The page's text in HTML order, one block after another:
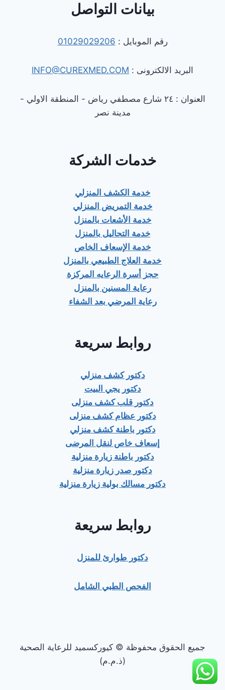
بيانات التواصل
رقم الموبايل : 01029029206
البريد الالكترونى : INFO@CUREXMED.COM
العنوان : ٢٤ شارع مصطفي رياض - المنطقة الاولي -
مدينة نصر
خدمات الشركة
خدمة الكشف المنزلي
خدمة التمريض المنزلي
خدمة الأشعات بالمنزل
خدمة التحاليل بالمنزل
خدمة الإسعاف الخاص
خدمة العلاج الطبيعي بالمنزل
حجز أسرة الرعايه المركزة
رعاية المسنين بالمنزل
رعاية المرضي بعد الشفاء
روابط سريعة
دكتور كشف منزلي
دكتور يجي البيت
دكتور قلب كشف منزلى
دكتور عظام كشف منزلى
دكتور باطنة كشف منزلي
إسعاف خاص لنقل المرضى
دكتور باطنة زيارة منزلية
دكتور صدر زيارة منزلية
دكتور مسالك بولية زيارة منزلية
روابط سريعة
دكتور طوارئ للمنزل
الفحص الطبي الشامل
جميع الحقوق محفوظة © كيوركسميد للرعاية الصحية
(ذ.م.م)